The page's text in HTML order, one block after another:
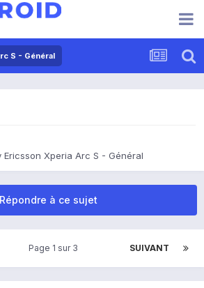
S - Général
Ericsson Xperia Arc S - Général
Répondre à ce sujet
SUIVANT
Page 1 sur 3